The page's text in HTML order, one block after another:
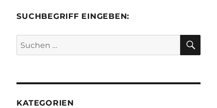
SUCHBEGRIFF EINGEBEN:
Suchen
nach:
KATEGORIEN